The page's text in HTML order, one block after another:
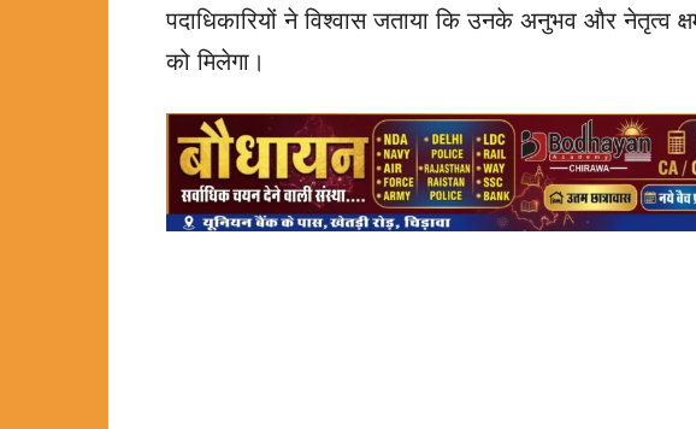
पदाधिकारियों ने विश्वास जताया कि उनके अनुभव और नेतृत्व
को मिलेगा।